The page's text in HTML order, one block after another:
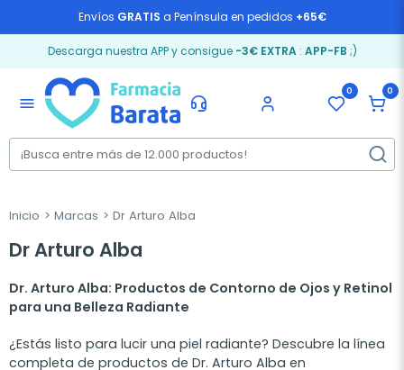
Envíos GRATIS a Península en pedidos +65€
Descarga nuestra APP y consigue -3€ EXTRA: APP-FB ;)
menu
0 0
Inicio Marcas Dr Arturo Alba
Dr Arturo Alba
Dr. Arturo Alba: Productos de Contorno de Ojos y Retinol
para una Belleza Radiante
¿Estás listo para lucir una piel radiante? Descubre la línea
completa de productos de Dr. Arturo Alba en